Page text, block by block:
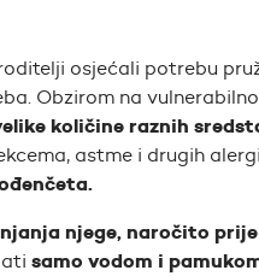
osjećali potrebu
Obzirom na
količine raznih
astme i drugih
njege, naročito
samo vodom i